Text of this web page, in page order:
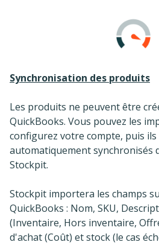
Synchronisation des produits
Les produits ne peuvent être
QuickBooks. Vous pouvez les
configurez votre compte, puis
automatiquement synchronisés
Stockpit.
Stockpit importera les champs
QuickBooks : Nom, SKU,
(Inventaire, Hors inventaire,
d'achat (Coût) et stock (le cas